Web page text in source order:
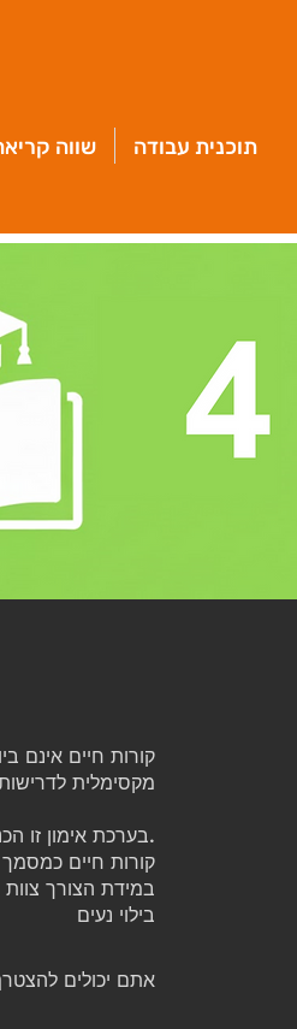
תוכנית עבודה שווה
קורות חיים אינם
.בערכת אימון זו
בילוי נעים
אתם יכולים